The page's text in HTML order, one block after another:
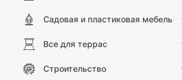
Садовая и пластиковая мебель
Все для террас
Строительство